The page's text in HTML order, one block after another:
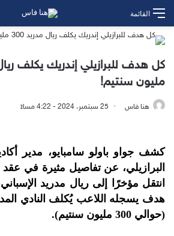
القائمة
مليون سنتيم!
هنا فاس 25 سبتمبر، 2024 - 4:22 مساءً
كشف جواو باولو سامبايو، مدير
البرازيلي، عن تفاصيل مثيرة في عقد
انتقل مؤخرًا إلى ريال مدريد
(حوالي 300 مليون سنتيم).